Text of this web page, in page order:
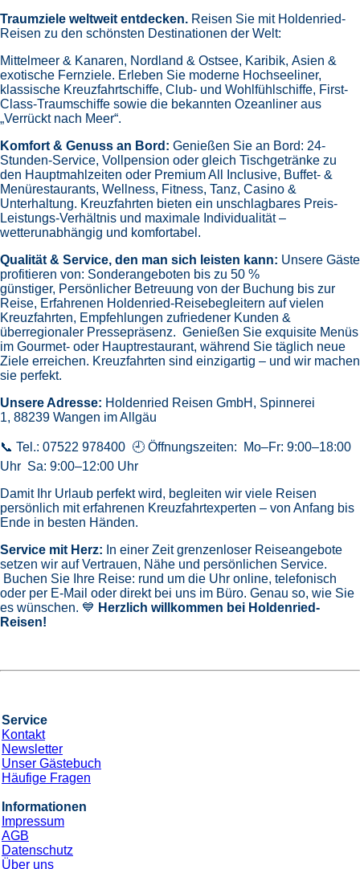
Traumziele weltweit entdecken. Reisen Sie mit Holdenried-
Reisen zu den schönsten Destinationen der Welt:
Mittelmeer & Kanaren, Nordland & Ostsee, Karibik, Asien &
exotische Fernziele. Erleben Sie moderne Hochseeliner,
klassische Kreuzfahrtschiffe, Club- und Wohlfühlschiffe, First-
Class-Traumschiffe sowie die bekannten Ozeanliner aus
„Verrückt nach Meer“.
Komfort & Genuss an Bord: Genießen Sie an Bord: 24-
Stunden-Service, Vollpension oder gleich Tischgetränke zu
den Hauptmahlzeiten oder Premium All Inclusive, Buffet- &
Menürestaurants, Wellness, Fitness, Tanz, Casino &
Unterhaltung. Kreuzfahrten bieten ein unschlagbares Preis-
Leistungs-Verhältnis und maximale Individualität –
wetterunabhängig und komfortabel.
Qualität & Service, den man sich leisten kann: Unsere Gäste
profitieren von: Sonderangeboten bis zu 50 %
günstiger, Persönlicher Betreuung von der Buchung bis zur
Reise, Erfahrenen Holdenried-Reisebegleitern auf vielen
Kreuzfahrten, Empfehlungen zufriedener Kunden &
überregionaler Pressepräsenz. Genießen Sie exquisite Menüs
im Gourmet- oder Hauptrestaurant, während Sie täglich neue
Ziele erreichen. Kreuzfahrten sind einzigartig – und wir machen
sie perfekt.
Unsere Adresse: Holdenried Reisen GmbH, Spinnerei
1, 88239 Wangen im Allgäu
📞 Tel.: 07522 978400 🕘 Öffnungszeiten: Mo–Fr: 9:00–18:00
Uhr Sa: 9:00–12:00 Uhr
Damit Ihr Urlaub perfekt wird, begleiten wir viele Reisen
persönlich mit erfahrenen Kreuzfahrtexperten – von Anfang bis
Ende in besten Händen.
Service mit Herz: In einer Zeit grenzenloser Reiseangebote
setzen wir auf Vertrauen, Nähe und persönlichen Service.
Buchen Sie Ihre Reise: rund um die Uhr online, telefonisch
oder per E-Mail oder direkt bei uns im Büro. Genau so, wie Sie
es wünschen. 💙 Herzlich willkommen bei Holdenried-
Reisen!
Service
Kontakt
Newsletter
Unser Gästebuch
Häufige Fragen
Informationen
Impressum
AGB
Datenschutz
Über uns